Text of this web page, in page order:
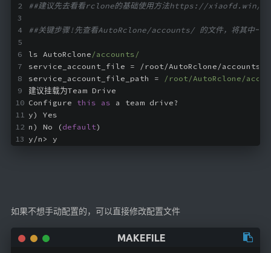
##建议先去看看rclone的基础使用方法https://xiaofd.win/
##关键步骤!先查看AutoRclone/accounts/ 的文件，将其中
ls AutoRclone/accounts/
service_account_file = /root/AutoRclone/accounts/
service_account_file_path =
/root/AutoRclone/
建议挂载为Team Drive
Configure this as a team drive?
y) Yes
n) No (default)
y/n> y
如果不想手动配置的，可以直接修改配置文件